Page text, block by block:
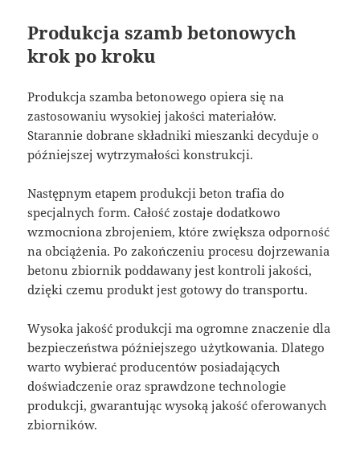
Produkcja szamb betonowych
krok po kroku
Produkcja szamba betonowego opiera się na
zastosowaniu wysokiej jakości materiałów.
Starannie dobrane składniki mieszanki decyduje o
późniejszej wytrzymałości konstrukcji.
Następnym etapem produkcji beton trafia do
specjalnych form. Całość zostaje dodatkowo
wzmocniona zbrojeniem, które zwiększa odporność
na obciążenia. Po zakończeniu procesu dojrzewania
betonu zbiornik poddawany jest kontroli jakości,
dzięki czemu produkt jest gotowy do transportu.
Wysoka jakość produkcji ma ogromne znaczenie dla
bezpieczeństwa późniejszego użytkowania. Dlatego
warto wybierać producentów posiadających
doświadczenie oraz sprawdzone technologie
produkcji, gwarantując wysoką jakość oferowanych
zbiorników.